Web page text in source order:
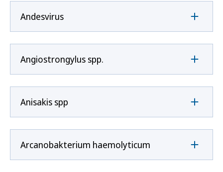
Andesvirus
Angiostrongylus spp.
Anisakis spp
Arcanobakterium haemolyticum